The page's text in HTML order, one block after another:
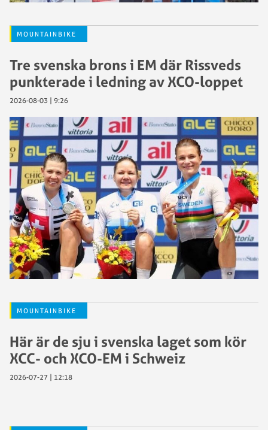
MOUNTAINBIKE
Tre svenska brons i EM där Rissveds
punkterade i ledning av XCO-loppet
2026-08-03 | 9:26
MOUNTAINBIKE
Här är de sju i svenska laget som kör
XCC- och XCO-EM i Schweiz
2026-07-27 | 12:18